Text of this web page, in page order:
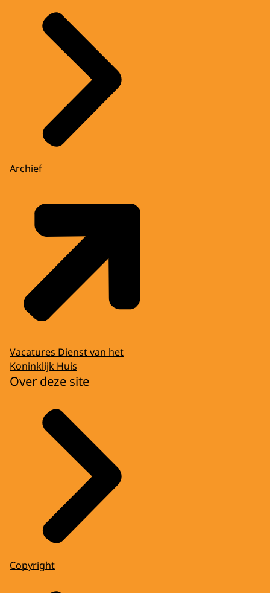
Archief
Vacatures Dienst van het
Koninklijk Huis
Over deze site
Copyright